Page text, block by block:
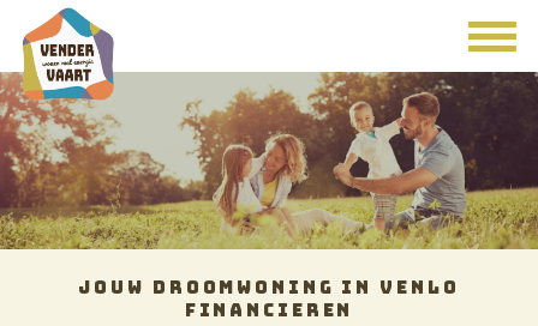
JOUW DROOMWONING IN VENLO
FINANCIEREN